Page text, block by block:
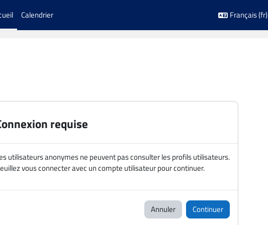
Calendrier Français ‎(fr)‎
requise
utilisateurs anonymes ne peuvent pas consulter les profils utilisateurs.
vous connecter avec un compte utilisateur pour continuer.
Annuler Continuer